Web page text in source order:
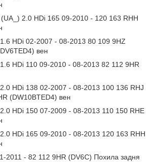
2.0 HDi 165 09-2010 - 120 163 RHH
HDi 02-2007 - 08-2013 80 109 9HZ
вен
HDi 110 09-2010 - 08-2013 82 112 9HR
HDi 138 02-2007 - 08-2013 100 136 RHJ
(DW10BTED4) вен
HDi 150 07-2009 - 08-2013 110 150 RHE
HDi 165 09-2010 - 08-2013 120 163 RHH
2011 - 82 112 9HR (DV6C) Похила задня